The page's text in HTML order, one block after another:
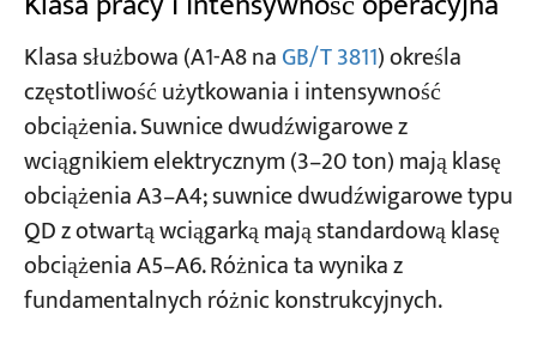
Klasa służbowa (A1-A8 naGB/T 3811) określa
częstotliwość użytkowania i intensywność
obciążenia. Suwnice dwudźwigarowe z
wciągnikiem elektrycznym (3–20 ton) mają klasę
obciążenia A3–A4; suwnice dwudźwigarowe typu
QD z otwartą wciągarką mają standardową klasę
obciążenia A5–A6. Różnica ta wynika z
fundamentalnych różnic konstrukcyjnych.